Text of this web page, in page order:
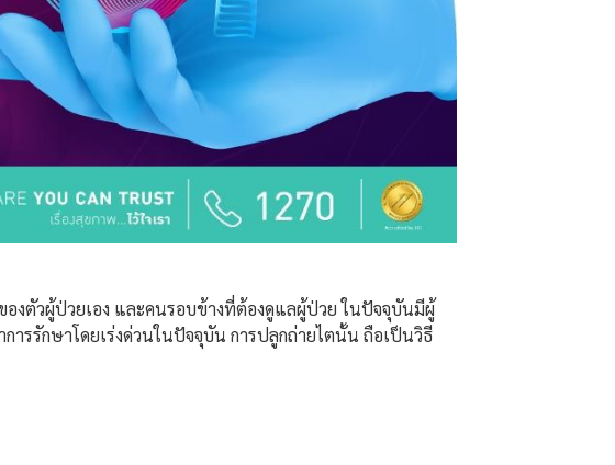
ตัวผู้ป่วยเอง และคนรอบข้างที่ต้องดูแลผู้ป่วย ในปัจจุบันมีผู้
รรักษาโดยเร่งด่วนในปัจจุบัน การปลูกถ่ายไตนั้น ถือเป็นวิธี